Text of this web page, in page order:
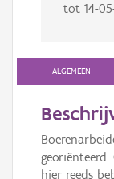
tot 14-
ALGEMEEN
georiënteerd.
hier reeds